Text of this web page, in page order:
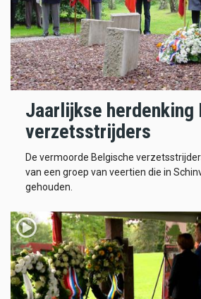
Jaarlijkse herdenking
verzetsstrijders
De vermoorde Belgische
van een groep van veertien die in
gehouden.